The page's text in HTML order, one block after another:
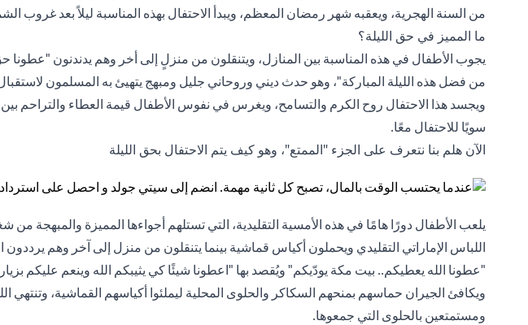
من السنة الهجرية، ويعقبه شهر رمضان المعظم، ويبدأ الاحتفال بهذه المناسبة ليلاً بعد غروب
ما المميز في حق الليلة؟
يجوب الأطفال في هذه المناسبة بين المنازل، ويتنقلون من منزلٍ إلى أخر وهم يدندنون "عطونا حق
من فضل هذه الليلة المباركة"، وهو حدث ديني وروحاني جليل ومبهج يتهيئ به المسلمون
ويجسد هذا الاحتفال روح الكرم والتسامح، ويغرس في نفوس الأطفال قيمة العطاء والتراحم
سويًا للاحتفال معًا.
الآن هلم بنا نتعرف على الجزء "الممتع"، وهو كيف يتم الاحتفال بحق الليلة
يلعب الأطفال دورًا هامًا في هذه الأمسية التقليدية، التي تستلهم أجواءها المميزة والمبهجة من
اللباس الإماراتي التقليدي ويحملون أكياس قماشية بينما يتنقلون من منزل إلى آخر وهم يرددون
"عطونا الله يعطيكم.. بيت مكة يودّيكم" ويُقصد بها "اعطونا شيئًا كي يثيبكم الله وينعم عليكم
ويكافئ الجيران حماسهم بمنحهم السكاكر والحلوى المحلية ليملئوا أكياسهم القماشية، وتنتهي
ومستمتعين بالحلوى التي جمعوها.